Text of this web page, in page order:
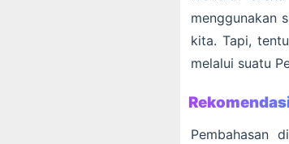
menggunakan
kita. Tapi,
melalui suatu
Pembahasan